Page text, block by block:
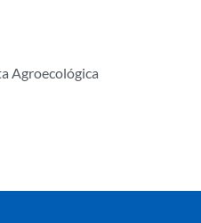
Agroecológica